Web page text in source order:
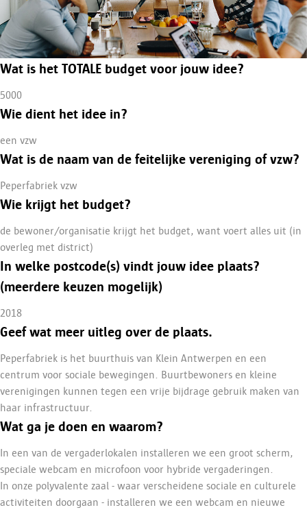
Wat is het TOTALE budget voor jouw idee?
5000
Wie dient het idee in?
een vzw
Wat is de naam van de feitelijke vereniging of vzw?
Peperfabriek vzw
Wie krijgt het budget?
de bewoner/organisatie krijgt het budget, want voert alles uit (in
overleg met district)
In welke postcode(s) vindt jouw idee plaats?
(meerdere keuzen mogelijk)
2018
Geef wat meer uitleg over de plaats.
Peperfabriek is het buurthuis van Klein Antwerpen en een
centrum voor sociale bewegingen. Buurtbewoners en kleine
verenigingen kunnen tegen een vrije bijdrage gebruik maken van
haar infrastructuur.
Wat ga je doen en waarom?
In een van de vergaderlokalen installeren we een groot scherm,
speciale webcam en microfoon voor hybride vergaderingen.
In onze polyvalente zaal - waar verscheidene sociale en culturele
activiteiten doorgaan - installeren we een webcam en nieuwe